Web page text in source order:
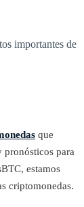
importantes de
que
pronósticos para
estamos
criptomonedas.